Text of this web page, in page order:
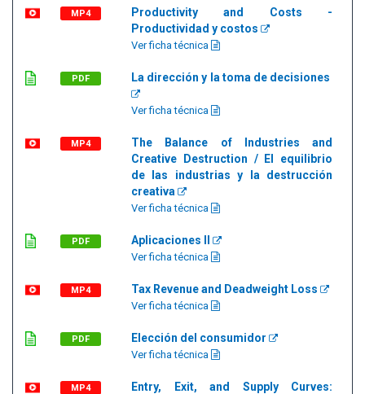
MP4
Productivity and Costs -
Productividad y costos
Ver ficha técnica
PDF La dirección y la toma de decisiones
Ver ficha técnica
MP4
The Balance of Industries and
Creative Destruction / El equilibrio
de las industrias y la destrucción
creativa
Ver ficha técnica
PDF Aplicaciones II
Ver ficha técnica
MP4 Tax Revenue and Deadweight Loss
Ver ficha técnica
PDF Elección del consumidor
Ver ficha técnica
MP4
Entry, Exit, and Supply Curves: